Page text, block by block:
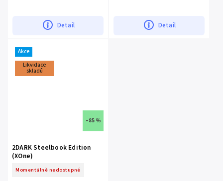
Detail Detail
Akce
Likvidace
skladů
–85 %
2DARK Steelbook Edition
(XOne)
Momentálně nedostupné